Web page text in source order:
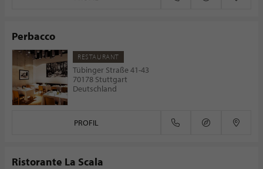
Perbacco
RESTAURANT
Tübinger Straße 41-43
70178 Stuttgart
Deutschland
PROFIL
Ristorante La Scala